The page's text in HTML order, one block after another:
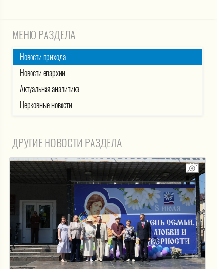
МЕНЮ РАЗДЕЛА
Новости прихода
Новости епархии
Актуальная аналитика
Церковные новости
ДРУГИЕ НОВОСТИ РАЗДЕЛА